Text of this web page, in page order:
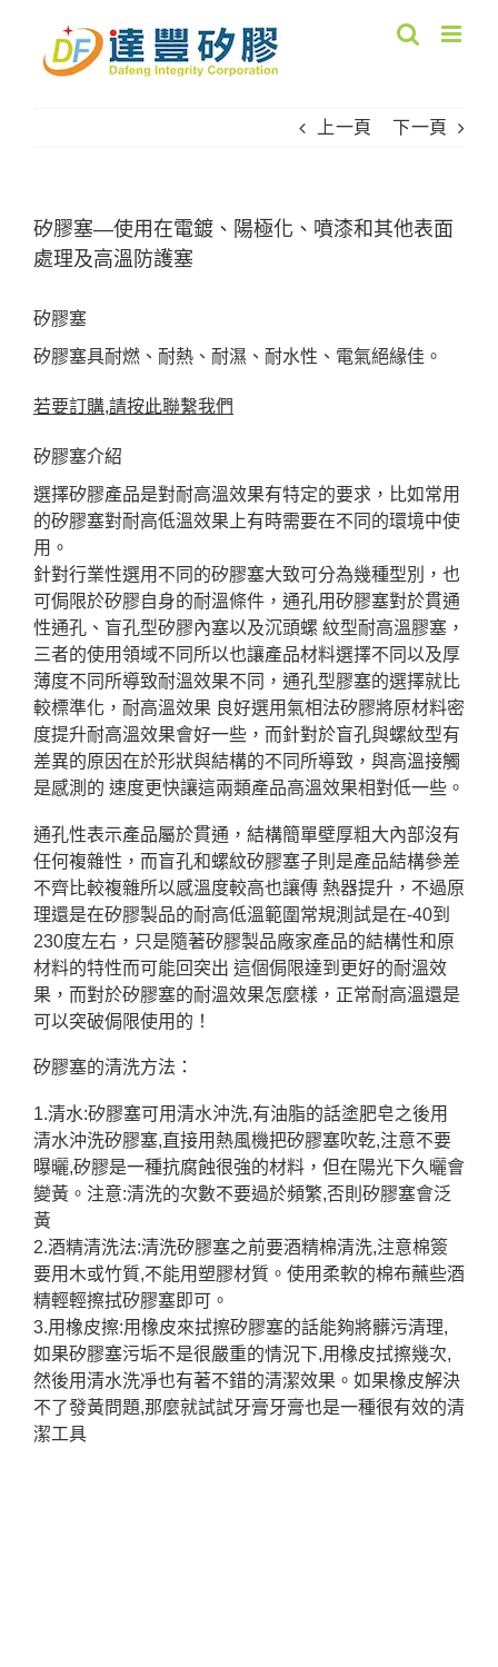
content
上一頁 下一頁
矽膠塞—使用在電鍍、陽極化、噴漆和其他表面
處理及高溫防護塞
矽膠塞
矽膠塞具耐燃、耐熱、耐濕、耐水性、電氣絕緣佳。
若要訂購,請按此聯繫我們
矽膠塞介紹
選擇矽膠產品是對耐高溫效果有特定的要求，比如常用
的矽膠塞對耐高低溫效果上有時需要在不同的環境中使
用。
針對行業性選用不同的矽膠塞大致可分為幾種型別，也
可侷限於矽膠自身的耐溫條件，通孔用矽膠塞對於貫通
性通孔、盲孔型矽膠內塞以及沉頭螺 紋型耐高溫膠塞，
三者的使用領域不同所以也讓產品材料選擇不同以及厚
薄度不同所導致耐溫效果不同，通孔型膠塞的選擇就比
較標準化，耐高溫效果 良好選用氣相法矽膠將原材料密
度提升耐高溫效果會好一些，而針對於盲孔與螺紋型有
差異的原因在於形狀與結構的不同所導致，與高溫接觸
是感測的 速度更快讓這兩類產品高溫效果相對低一些。
通孔性表示產品屬於貫通，結構簡單壁厚粗大內部沒有
任何複雜性，而盲孔和螺紋矽膠塞子則是產品結構參差
不齊比較複雜所以感溫度較高也讓傳 熱器提升，不過原
理還是在矽膠製品的耐高低溫範圍常規測試是在-40到
230度左右，只是隨著矽膠製品廠家產品的結構性和原
材料的特性而可能回突出 這個侷限達到更好的耐溫效
果，而對於矽膠塞的耐溫效果怎麼樣，正常耐高溫還是
可以突破侷限使用的！
矽膠塞的清洗方法：
1.清水:矽膠塞可用清水沖洗,有油脂的話塗肥皂之後用
清水沖洗矽膠塞,直接用熱風機把矽膠塞吹乾,注意不要
曝曬,矽膠是一種抗腐蝕很強的材料，但在陽光下久曬會
變黃。注意:清洗的次數不要過於頻繁,否則矽膠塞會泛
黃
2.酒精清洗法:清洗矽膠塞之前要酒精棉清洗,注意棉簽
要用木或竹質,不能用塑膠材質。使用柔軟的棉布蘸些酒
精輕輕擦拭矽膠塞即可。
3.用橡皮擦:用橡皮來拭擦矽膠塞的話能夠將髒污清理,
如果矽膠塞污垢不是很嚴重的情況下,用橡皮拭擦幾次,
然後用清水洗凈也有著不錯的清潔效果。如果橡皮解決
不了發黃問題,那麼就試試牙膏牙膏也是一種很有效的清
潔工具